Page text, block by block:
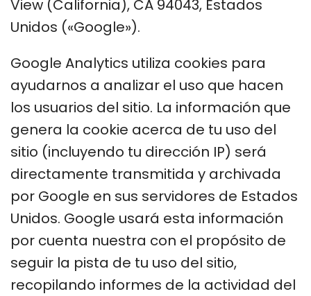
View (California), CA 94043, Estados
Unidos («Google»).
Google Analytics utiliza cookies para
ayudarnos a analizar el uso que hacen
los usuarios del sitio. La información que
genera la cookie acerca de tu uso del
sitio (incluyendo tu dirección IP) será
directamente transmitida y archivada
por Google en sus servidores de Estados
Unidos. Google usará esta información
por cuenta nuestra con el propósito de
seguir la pista de tu uso del sitio,
recopilando informes de la actividad del